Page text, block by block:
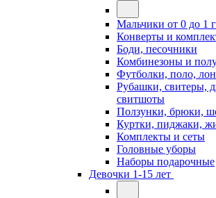
Мальчики от 0 до 1
Конверты и
Боди, песочники
Комбинезоны и
Футболки, поло,
Рубашки, свитеры,
свитшоты
Ползунки, брюки,
Куртки, пиджаки,
Комплекты и сеты
Головные уборы
Наборы подарочные
Девочки 1-15 лет